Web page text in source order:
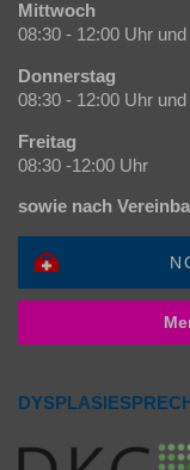
Mittwoch
08:30 - 12:00 Uhr
Donnerstag
08:30 - 12:00 Uhr
Freitag
08:30 -12:00 Uhr
sowie nach